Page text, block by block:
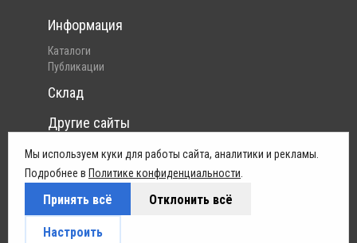
Как заказать
Информация
Каталоги
Публикации
Склад
Другие сайты
Интернет-магазин Pelican
Юридическая информация
Политика конфиденциальности
Условия поставок
Обработка персональных данных
Мы используем куки для работы сайта, аналитики и рекламы.
Подробнее в Политике конфиденциальности
Принять всё Отклонить всё
Настроить